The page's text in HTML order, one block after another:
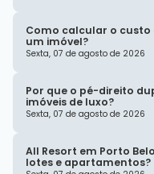
Como calcular o
um imóvel?
Sexta, 07 de agosto de 2026
Por que o pé-direito
imóveis de luxo?
Sexta, 07 de agosto de 2026
All Resort em Porto
lotes e apartamentos?